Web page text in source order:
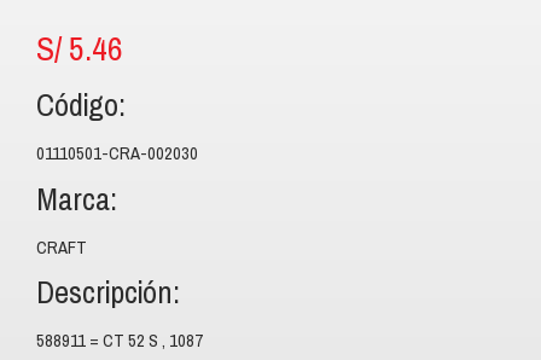
S/5.46
Código:
01110501-CRA-002030
Marca:
CRAFT
Descripción:
588911 = CT 52 S , 1087